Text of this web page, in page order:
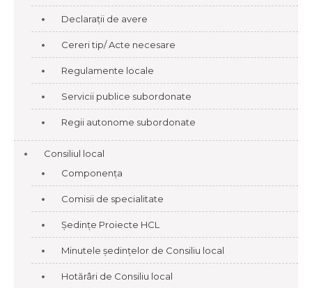
Declarații de avere
Cereri tip/ Acte necesare
Regulamente locale
Servicii publice subordonate
Regii autonome subordonate
Consiliul local
Componența
Comisii de specialitate
Ședințe Proiecte HCL
Minutele ședințelor de Consiliu local
Hotărâri de Consiliu local